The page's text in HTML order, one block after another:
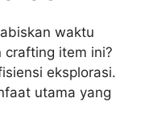
waktu
crafting item ini?
eksplorasi.
utama yang